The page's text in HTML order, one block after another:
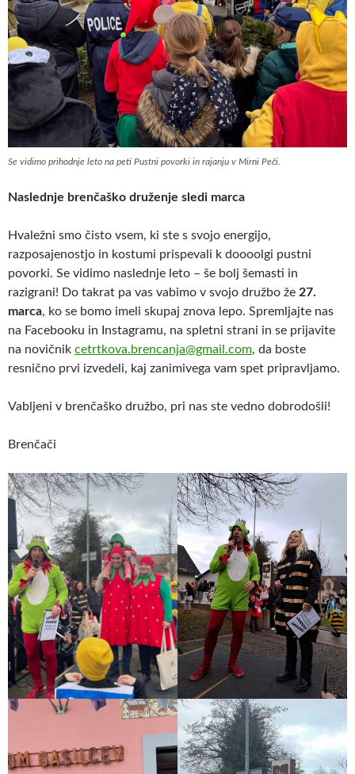
Se vidimo prihodnje leto na peti Pustni povorki in rajanju v Mirni Peči.
Naslednje brenčaško druženje sledi marca
Hvaležni smo čisto vsem, ki ste s svojo energijo,
razposajenostjo in kostumi prispevali k doooolgi pustni
povorki. Se vidimo naslednje leto – še bolj šemasti in
razigrani! Do takrat pa vas vabimo v svojo družbo že 27.
marca, ko se bomo imeli skupaj znova lepo. Spremljajte nas
na Facebooku in Instagramu, na spletni strani in se prijavite
na novičnik cetrtkova.brencanja@gmail.com, da boste
resnično prvi izvedeli, kaj zanimivega vam spet pripravljamo.
Vabljeni v brenčaško družbo, pri nas ste vedno dobrodošli!
Brenčači